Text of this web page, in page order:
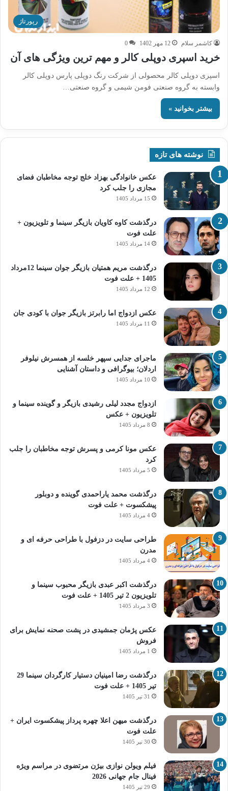
رپورتاژ
کاشمر سلام 12 مهر 1402 0
خرید اسپری دوپلی کالر و مهم ترین ویژگی های آن
اسپری دوپلی کالر محصولی از شرکت رنگ دوپلی پارس دوپلی کالر
وابسته به گروه صنعتی فومن شیمی و گروه صنعتی…
بیشتر بخوانید »
نوشته های تازه
عکس خانوادگی بهزاد خلج توجه مخاطبان فضای
مجازی را جلب کرد
15 مرداد 1405
درگذشت کاوه کاویان بازیگر سینما و تلویزیون +
علت فوت
14 مرداد 1405
درگذشت مریم همتیان بازیگر جوان سینما 12مرداد
1405 + علت فوت
12 مرداد 1405
عکس ازدواج اما رابرتز بازیگر جوان با کودی جان
11 مرداد 1405
ماجرای جدایی سپهر خلسه از همسرش نیلوفر
اردلان؛ بیوگرافی و داستان آشنایی
10 مرداد 1405
ازدواج مجدد لیلی رشیدی بازیگر و گوینده سینما و
تلویزیون + عکس
8 مرداد 1405
عکس مونا کرمی و پسرش توجه مخاطبان را جلب
کرد
5 مرداد 1405
درگذشت محمد یاراحمدی گوینده و دوبلور
پیشکسوت + علت فوت
4 مرداد 1405
طراحی سایت در دزفول با طراحی حرفه‌ ای و
مدرن
4 مرداد 1405
درگذشت اکبر عبدی بازیگر محبوب سینما و
تلویزیون 2 تیر 1405 + علت فوت
3 مرداد 1405
عکس پژمان جمشیدی در پشت صحنه نمایش برای
فروش
1 مرداد 1405
درگذشت رضا امینیان دستیار کارگردان سینما 29
تیر 1405 + علت فوت
31 تیر 1405
درگذشت میهن اعلا چهره پرداز پیشکسوت ایران +
علت فوت
30 تیر 1405
فیلم ویولن نوازی بیژن مرتضوی در مراسم ویژه
فینال جام جهانی 2026
29 تیر 1405